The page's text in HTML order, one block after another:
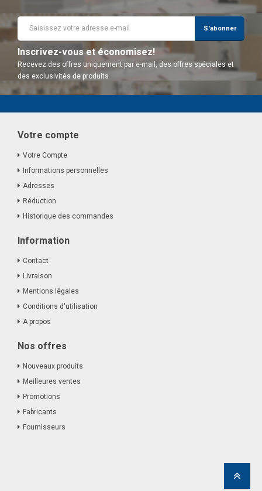
S'abonner
Inscrivez-vous et économisez!
Recevez des offres uniquement par e-mail, des offres spéciales et
des exclusivités de produits
Votre compte
Votre Compte
Informations personnelles
Adresses
Réduction
Historique des commandes
Information
Contact
Livraison
Mentions légales
Conditions d'utilisation
A propos
Nos offres
Nouveaux produits
Meilleures ventes
Promotions
Fabricants
Fournisseurs